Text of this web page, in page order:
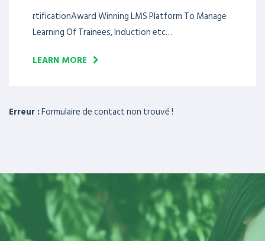
rtificationAward Winning LMS Platform To Manage
Learning Of Trainees, Induction etc…
LEARN MORE
Erreur :Formulaire de contact non trouvé !